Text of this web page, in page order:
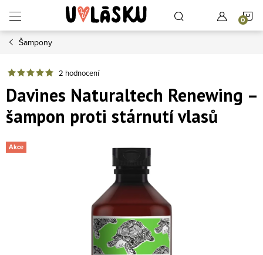
Šampony
2 hodnocení
Davines Naturaltech Renewing –
šampon proti stárnutí vlasů
Akce